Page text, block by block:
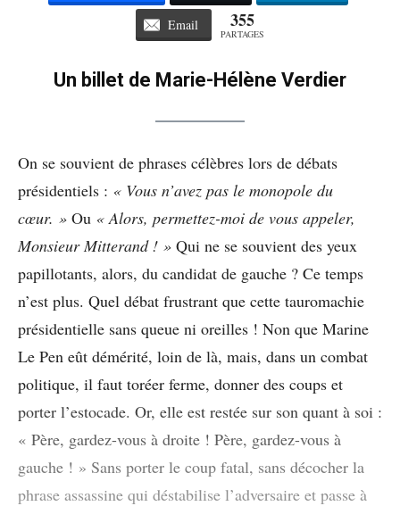
Email 355
PARTAGES
Un billet de Marie-Hélène Verdier
On se souvient de phrases célèbres lors de débats
présidentiels : « Vous n’avez pas le monopole du
cœur. » Ou « Alors, permettez-moi de vous appeler,
Monsieur Mitterand ! » Qui ne se souvient des yeux
papillotants, alors, du candidat de gauche ? Ce temps
n’est plus. Quel débat frustrant que cette tauromachie
présidentielle sans queue ni oreilles ! Non que Marine
Le Pen eût démérité, loin de là, mais, dans un combat
politique, il faut toréer ferme, donner des coups et
porter l’estocade. Or, elle est restée sur son quant à soi :
« Père, gardez-vous à droite ! Père, gardez-vous à
gauche ! » Sans porter le coup fatal, sans décocher la
phrase assassine qui déstabilise l’adversaire et passe à